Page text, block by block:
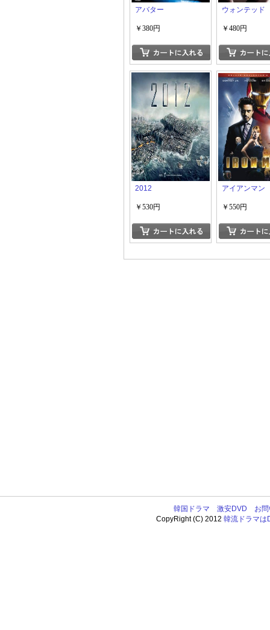
アバター
￥380円
ウォンテッド
￥480円
2012
￥530円
アイアンマン
￥550円
韓国ドラマ 激安DVD
お
CopyRight (C) 2012韓流ドラマは